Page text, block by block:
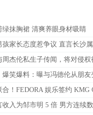
绿抹胸裙 清爽养眼身材吸睛
孩家长态度惹争议 直言长沙
周杰伦私生子传闻，将对侵
爆笑爆料：曝与冯德伦从朋友
！FEDORA 娱乐签约 KMG
入为邹市明 5 倍 男方连续